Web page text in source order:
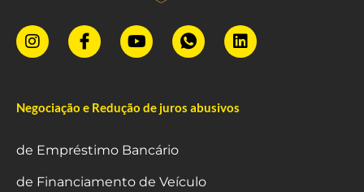
Negociação e Redução de juros abusivos
de Empréstimo Bancário
de Financiamento de Veículo